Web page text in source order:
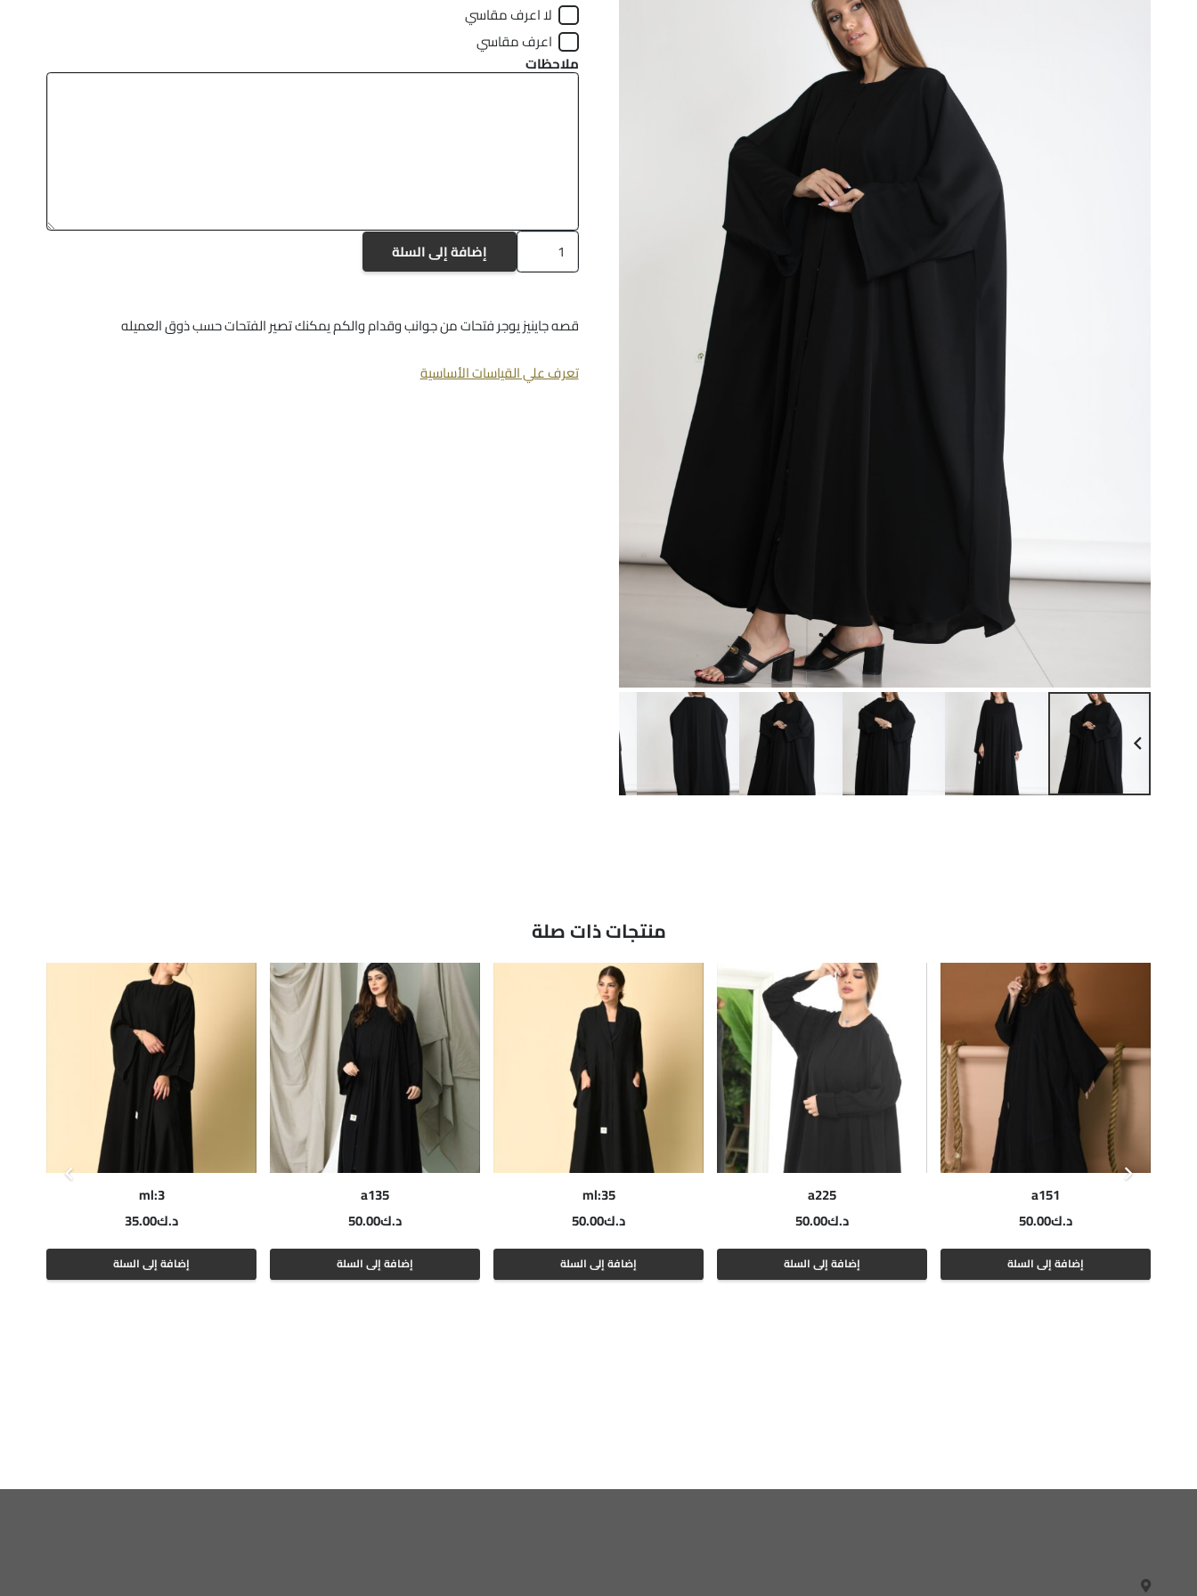
لا اعرف مقاسي
اعرف مقاسي
ملاحظات
كمية
a-
إضافة إلى السلة
قصه جاينيز يوجر فتحات من جوانب وقدام والكم يمكنك تصير الفتحات حسب ذوق العميله
تعرف علي القياسات الأساسية
منتجات ذات صلة
a151
د.ك50.00
إضافة إلى السلة
a225
د.ك50.00
إضافة إلى السلة
ml:35
د.ك50.00
إضافة إلى السلة
a135
د.ك50.00
إضافة إلى السلة
ml:3
د.ك35.00
إضافة إلى السلة